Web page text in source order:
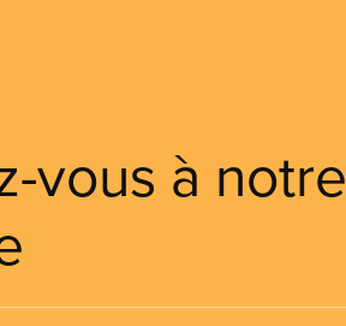
vous à notre